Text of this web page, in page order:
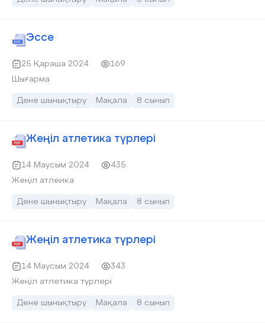
Эссе
25 Қараша 2024
169
Шығарма
Дене шынықтыру Мақала 8 сынып
Жеңіл атлетика түрлері
14 Маусым 2024
435
Жеңіл атлеика
Дене шынықтыру Мақала 8 сынып
Жеңіл атлетика түрлері
14 Маусым 2024
343
Жеңіл атлетика түрлері
Дене шынықтыру Мақала 8 сынып